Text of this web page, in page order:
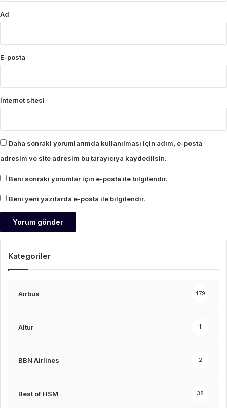
Ad
E-posta
İnternet sitesi
Daha sonraki yorumlarımda kullanılması için adım, e-posta
adresim ve site adresim bu tarayıcıya kaydedilsin.
Beni sonraki yorumlar için e-posta ile bilgilendir.
Beni yeni yazılarda e-posta ile bilgilendir.
Kategoriler
Airbus 479
Altur 1
BBN Airlines 2
Best of HSM 38